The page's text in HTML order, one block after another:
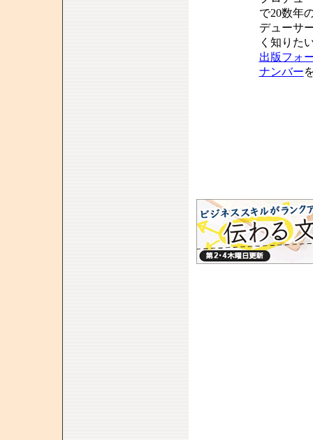
で20数年
デューサ
く知りた
出版フォ
ナンバー